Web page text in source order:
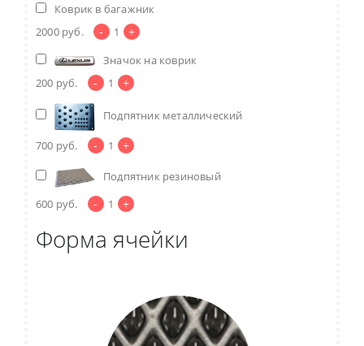
Коврик в багажник
2000 руб. - 1 +
Значок на коврик
200 руб. - 1 +
Подпятник металлический
700 руб. - 1 +
Подпятник резиновый
600 руб. - 1 +
Форма ячейки